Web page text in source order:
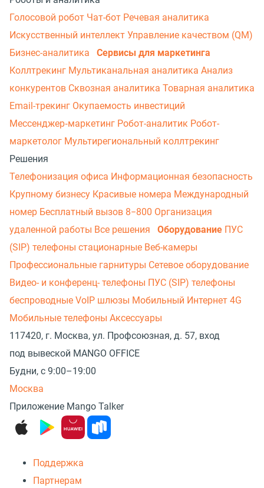
Голосовой робот Чат-бот Речевая аналитика
Искусственный интеллект Управление качеством (QM)
Бизнес-аналитика
Сервисы для маркетинга
Коллтрекинг Мультиканальная аналитика Анализ
конкурентов Сквозная аналитика Товарная аналитика
Email-трекинг Окупаемость инвестиций
Мессенджер‑маркетинг Робот-аналитик Робот-
маркетолог Мультирегиональный коллтрекинг
Решения
Телефонизация офиса Информационная безопасность
Крупному бизнесу Красивые номера Международный
номер Бесплатный вызов 8−800 Организация
удаленной работы Все решения Оборудование ПУС
(SIP) телефоны стационарные Веб-камеры
Профессиональные гарнитуры Сетевое оборудование
Видео- и конференц- телефоны ПУС (SIP) телефоны
беспроводные VoIP шлюзы Мобильный Интернет 4G
Мобильные телефоны Аксессуары
117420, г. Москва, ул. Профсоюзная, д. 57, вход
под вывеской MANGO OFFICE
Будни, с 9:00–19:00
Москва
Приложение Mango Talker
Поддержка
Партнерам